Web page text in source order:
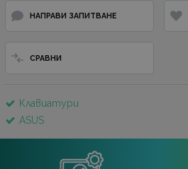
НАПРАВИ ЗАПИТВАНЕ
СРАВНИ
Клавиатури
ASUS